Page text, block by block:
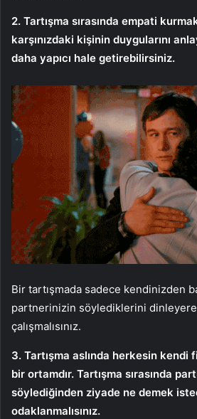
2. Tartışma sırasında empati
karşınızdaki kişinin duygularını
daha yapıcı hale getirebilirsiniz.
Bir tartışmada sadece kendinizden
partnerinizin söylediklerini
çalışmalısınız.
3. Tartışma aslında herkesin
bir ortamdır. Tartışma sırasında
söylediğinden ziyade ne demek
odaklanmalısınız.